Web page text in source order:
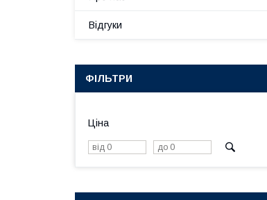
Відгуки
ФІЛЬТРИ
Ціна